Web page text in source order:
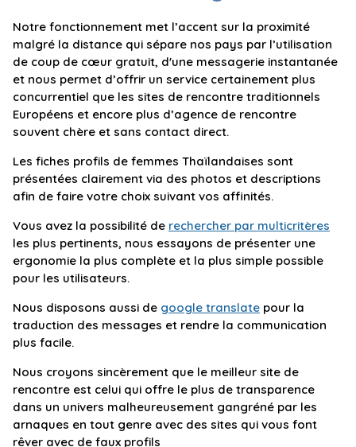
Notre fonctionnement met l’accent sur la proximité
malgré la distance qui sépare nos pays par l’utilisation
de coup de cœur gratuit, d'une messagerie instantanée
et nous permet d’offrir un service certainement plus
concurrentiel que les sites de rencontre traditionnels
Européens et encore plus d’agence de rencontre
souvent chère et sans contact direct.
Les fiches profils de femmes Thaïlandaises sont
présentées clairement via des photos et descriptions
afin de faire votre choix suivant vos affinités.
Vous avez la possibilité de rechercher par multicritères
les plus pertinents, nous essayons de présenter une
ergonomie la plus complète et la plus simple possible
pour les utilisateurs.
Nous disposons aussi de google translate pour la
traduction des messages et rendre la communication
plus facile.
Nous croyons sincèrement que le meilleur site de
rencontre est celui qui offre le plus de transparence
dans un univers malheureusement gangréné par les
arnaques en tout genre avec des sites qui vous font
rêver avec de faux profils